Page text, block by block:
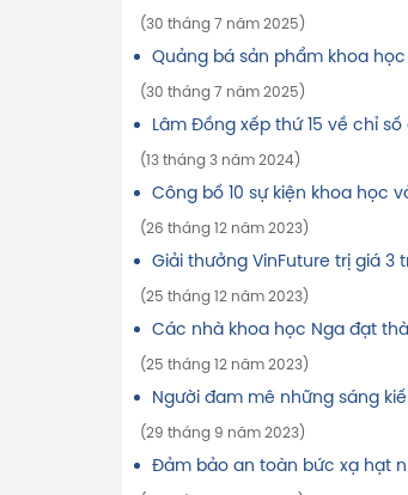
(30 tháng 7 năm 2025)
Quảng bá sản phẩm khoa
(30 tháng 7 năm 2025)
Lâm Đồng xếp thứ 15 về chỉ
(13 tháng 3 năm 2024)
Công bố 10 sự kiện khoa học
(26 tháng 12 năm 2023)
Giải thưởng VinFuture trị giá
(25 tháng 12 năm 2023)
Các nhà khoa học Nga đạt
(25 tháng 12 năm 2023)
Người đam mê những sáng
(29 tháng 9 năm 2023)
Đảm bảo an toàn bức xạ hạt